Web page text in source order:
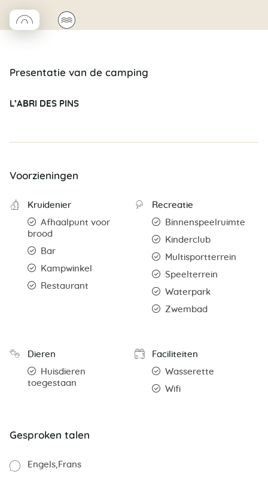
◯Coco rond🌊
Presentatie van de camping
L’ABRI DES PINS
Voorzieningen
Kruidenier
Afhaalpunt voor
brood
Bar
Kampwinkel
Restaurant
Recreatie
Binnenspeelruimte
Kinderclub
Multisportterrein
Speelterrein
Waterpark
Zwembad
Dieren
Huisdieren
toegestaan
Faciliteiten
Wasserette
Wifi
Gesproken talen
Engels Frans